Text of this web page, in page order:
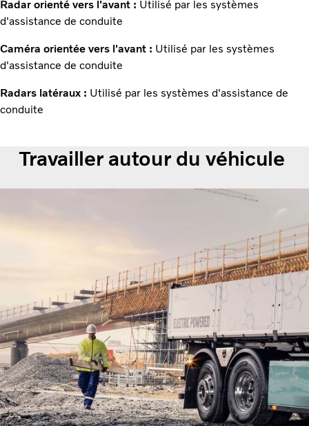
Radar orienté vers l'avant : Utilisé par les systèmes
d'assistance de conduite
Caméra orientée vers l'avant : Utilisé par les systèmes
d'assistance de conduite
Radars latéraux : Utilisé par les systèmes d'assistance de
conduite
Travailler autour du véhicule